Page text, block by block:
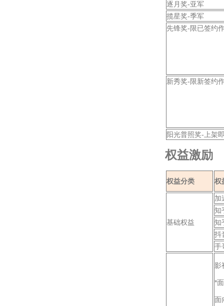
逐月奖-亚军
揽星奖-季军
先锋奖-限已签约
新秀奖-限新签约
阳光普照奖-上架
权益激励
权益分类 权
基础权益
加
知
知
抖
手
影
*
面